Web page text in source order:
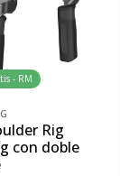
- RM
Rig
con doble